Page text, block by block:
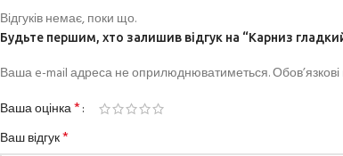
Відгуків немає, поки що.
Будьте першим, хто залишив відгук на “Карниз
Ваша e-mail адреса не оприлюднюватиметься.
Ваша оцінка*
Ваш відгук*